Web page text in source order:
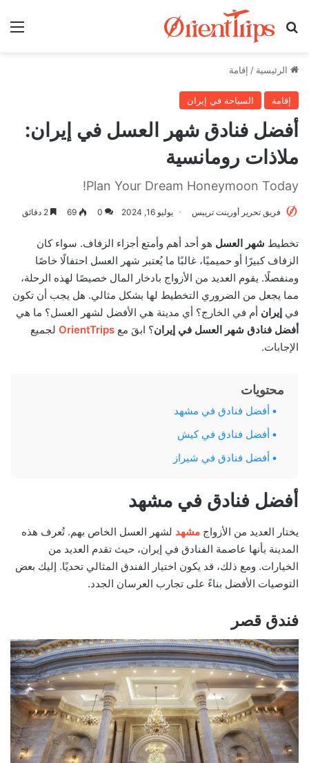
بحث عن
الرئيسية / إقامة
إقامة السياحة في إيران
أفضل فنادق شهر العسل في إيران:
ملاذات رومانسية
Plan Your Dream Honeymoon Today!
فريق تحرير أورينت تريبس يوليو 16, 2024 0
69
تخطيط شهر العسل هو أحد أهم وأمتع أجزاء الزفاف. سواء كان
الزفاف كبيرًا أو حميميًا، غالبًا ما يُعتبر شهر العسل احتفالًا خاصًا
ومنفصلًا. يقوم العديد من الأزواج بادخار المال خصيصًا لهذه الرحلة،
مما يجعل من الضروري التخطيط لها بشكل مثالي. هل يجب أن تكون
في إيران أم في الخارج؟ أي مدينة هي الأفضل لشهر العسل؟ ما هي
أفضل فنادق شهر العسل في إيران؟ ابقَ مع OrientTrips لجميع
الإجابات.
محتويات
أفضل فنادق في مشهد
أفضل فنادق في كيش
أفضل فنادق في شيراز
أفضل فنادق في مشهد
يختار العديد من الأزواج مشهد لشهر العسل الخاص بهم. تُعرف هذه
المدينة بأنها عاصمة الفنادق في إيران، حيث تقدم العديد من
الخيارات. ومع ذلك، قد يكون اختيار الفندق المثالي تحديًا. إليك بعض
التوصيات الأفضل بناءً على تجارب العرسان الجدد.
فندق قصر